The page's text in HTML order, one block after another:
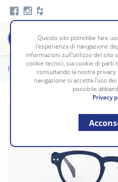
Home / Complementi /
Questo sito potrebbe fare
l'esperienza di navigazione
informazioni sull'utilizzo del sito
cookie tecnici, sia cookie di parti
consultando la nostra
navigazione si accetta l'uso
possibile
Privacy